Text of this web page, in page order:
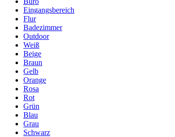
Eingangsbereich
Flur
Badezimmer
Outdoor
Weiß
Beige
Braun
Gelb
Orange
Rosa
Rot
Grün
Blau
Grau
Schwarz